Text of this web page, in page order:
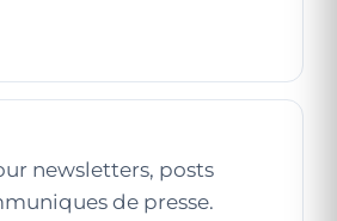
newsletters, posts
de presse.